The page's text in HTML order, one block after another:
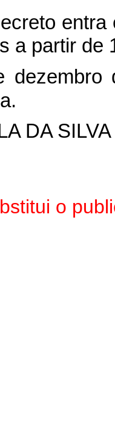
entra
a partir de
dezembro
DA SILVA
o